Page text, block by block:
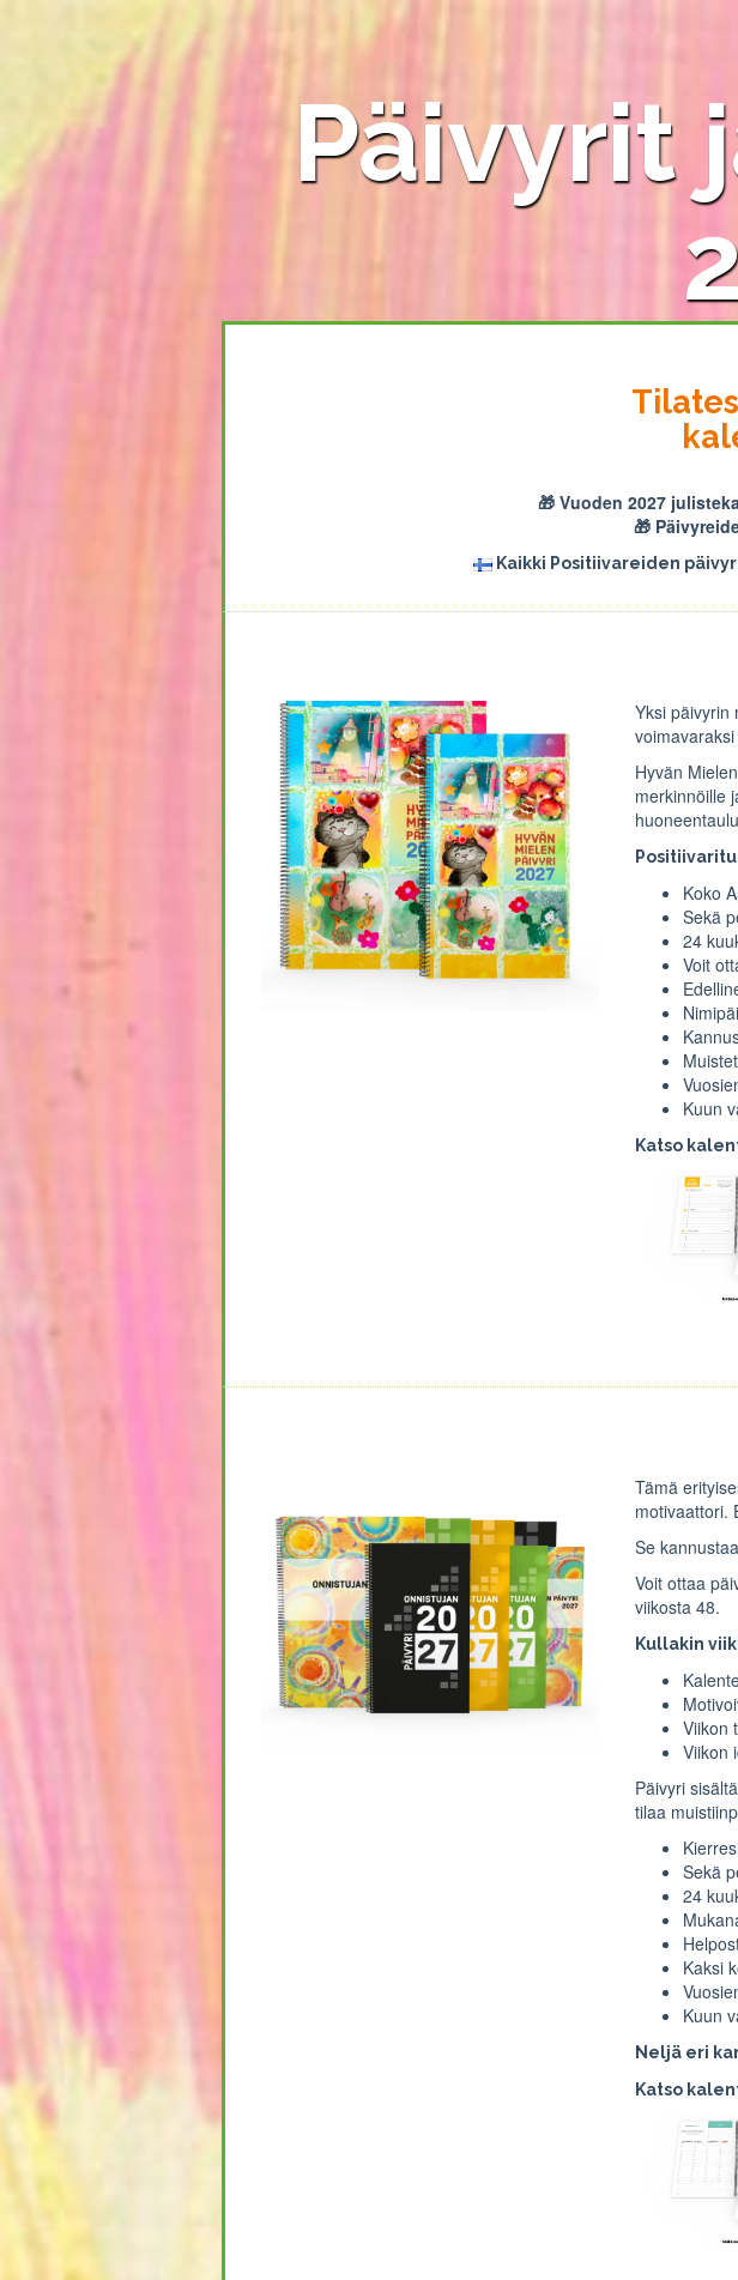
Päivyrit
🎁 Vuoden 2027
🎁
Kaikki Positiivareiden
Yksi päivyrin
Hyvän
merkinnöille
Koko
Sekä
24
Voit
Kuun
Katso
Tämä
motivaattori.
Se
Voit ottaa
viikosta 48.
Kullakin
Viikon
Viikon
Päivyri
tilaa
Sekä
24
Kaksi
Kuun
Neljä eri
Katso